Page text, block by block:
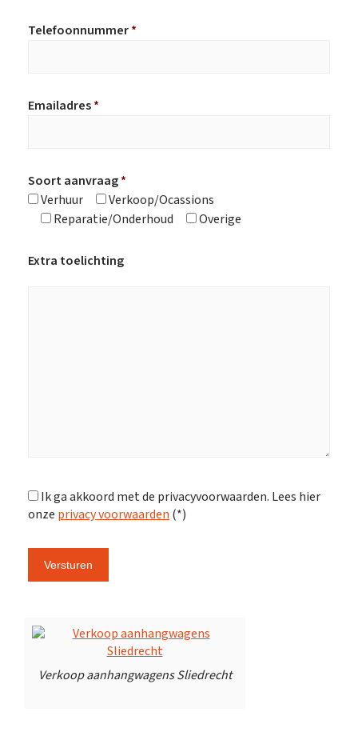
Telefoonnummer*
Emailadres*
Soort aanvraag*
Verhuur
Verkoop/Ocassions
Reparatie/Onderhoud
Overige
Extra toelichting
Ik ga akkoord met de privacyvoorwaarden. Lees hier
onze privacy voorwaarden (*)
Verkoop aanhangwagens Sliedrecht